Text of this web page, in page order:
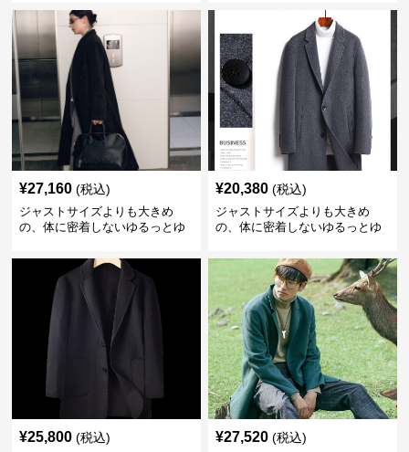
¥27,160 (税込)
ジャストサイズよりも大きめ
の、体に密着しないゆるっとゆ
ゆったりシルエットのロングコ
¥20,380 (税込)
ジャストサイズよりも大きめ
の、体に密着しないゆるっとゆ
ゆったりシルエットの上質ウー
¥25,800 (税込) ¥27,520 (税込)